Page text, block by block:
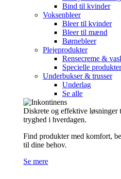
Bind til kvinder
Voksenbleer
Bleer til kvinder
Bleer til mænd
Børnebleer
Plejeprodukter
Rensecreme &
Specielle
Underbukser & trusser
Underlag
Se alle
Diskrete og effektive løsninger
tryghed i hverdagen.
Find produkter med komfort,
til dine behov.
Se mere